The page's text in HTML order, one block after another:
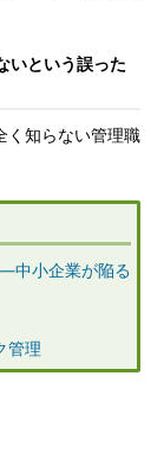
いという誤った
く知らない管理職
中小企業が陥る
管理